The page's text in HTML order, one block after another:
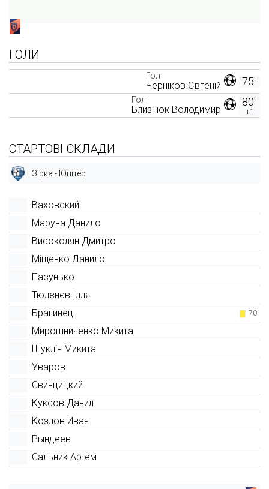
ГОЛИ
75'
Гол
Черніков Євгеній
80'
+1
Гол
Близнюк Володимир
СТАРТОВІ СКЛАДИ
Зірка - Юпітер
Ваховский
Маруна Данило
Високолян Дмитро
Міщенко Данило
Пасунько
Тюлєнєв Ілля
Брагинец
70'
Мирошниченко Микита
Шуклін Микита
Уваров
Свинцицкий
Куксов Данил
Козлов Иван
Рындеев
Сальник Артем